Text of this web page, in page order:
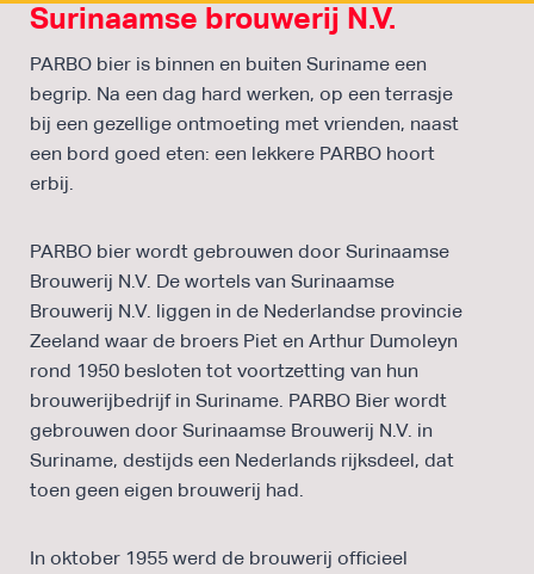
Surinaamse brouwerij N.V.
PARBO bier is binnen en buiten Suriname een
begrip. Na een dag hard werken, op een terrasje
bij een gezellige ontmoeting met vrienden, naast
een bord goed eten: een lekkere PARBO hoort
erbij.
PARBO bier wordt gebrouwen door Surinaamse
Brouwerij N.V. De wortels van Surinaamse
Brouwerij N.V. liggen in de Nederlandse provincie
Zeeland waar de broers Piet en Arthur Dumoleyn
rond 1950 besloten tot voortzetting van hun
brouwerijbedrijf in Suriname. PARBO Bier wordt
gebrouwen door Surinaamse Brouwerij N.V. in
Suriname, destijds een Nederlands rijksdeel, dat
toen geen eigen brouwerij had.
In oktober 1955 werd de brouwerij officieel